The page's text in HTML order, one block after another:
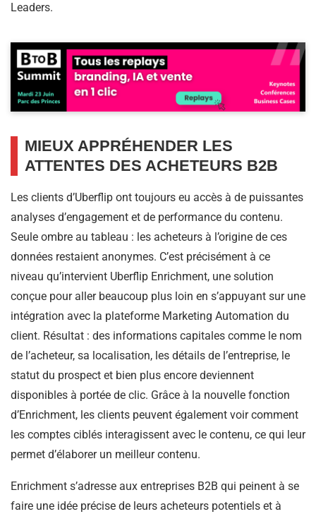
Leaders.
MIEUX APPRÉHENDER LES
ATTENTES DES ACHETEURS B2B
Les clients d’Uberflip ont toujours eu accès à de puissantes
analyses d’engagement et de performance du contenu.
Seule ombre au tableau : les acheteurs à l’origine de ces
données restaient anonymes. C’est précisément à ce
niveau qu’intervient Uberflip Enrichment, une solution
conçue pour aller beaucoup plus loin en s’appuyant sur une
intégration avec la plateforme Marketing Automation du
client. Résultat : des informations capitales comme le nom
de l’acheteur, sa localisation, les détails de l’entreprise, le
statut du prospect et bien plus encore deviennent
disponibles à portée de clic. Grâce à la nouvelle fonction
d’Enrichment, les clients peuvent également voir comment
les comptes ciblés interagissent avec le contenu, ce qui leur
permet d’élaborer un meilleur contenu.
Enrichment s’adresse aux entreprises B2B qui peinent à se
faire une idée précise de leurs acheteurs potentiels et à